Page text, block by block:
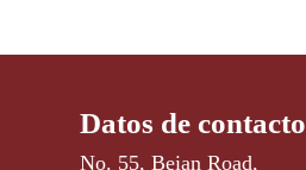
Datos de contacto
No. 55, Beian Road,